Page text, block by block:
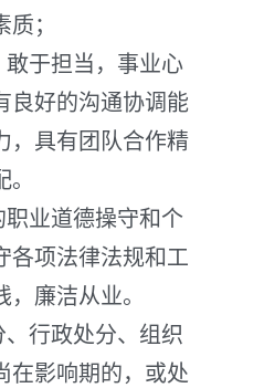
；
于担当，事业心
良好的沟通协调能
，具有团队合作精
业道德操守和个
各项法律法规和工
廉洁从业。
行政处分、组织
在影响期的，或处